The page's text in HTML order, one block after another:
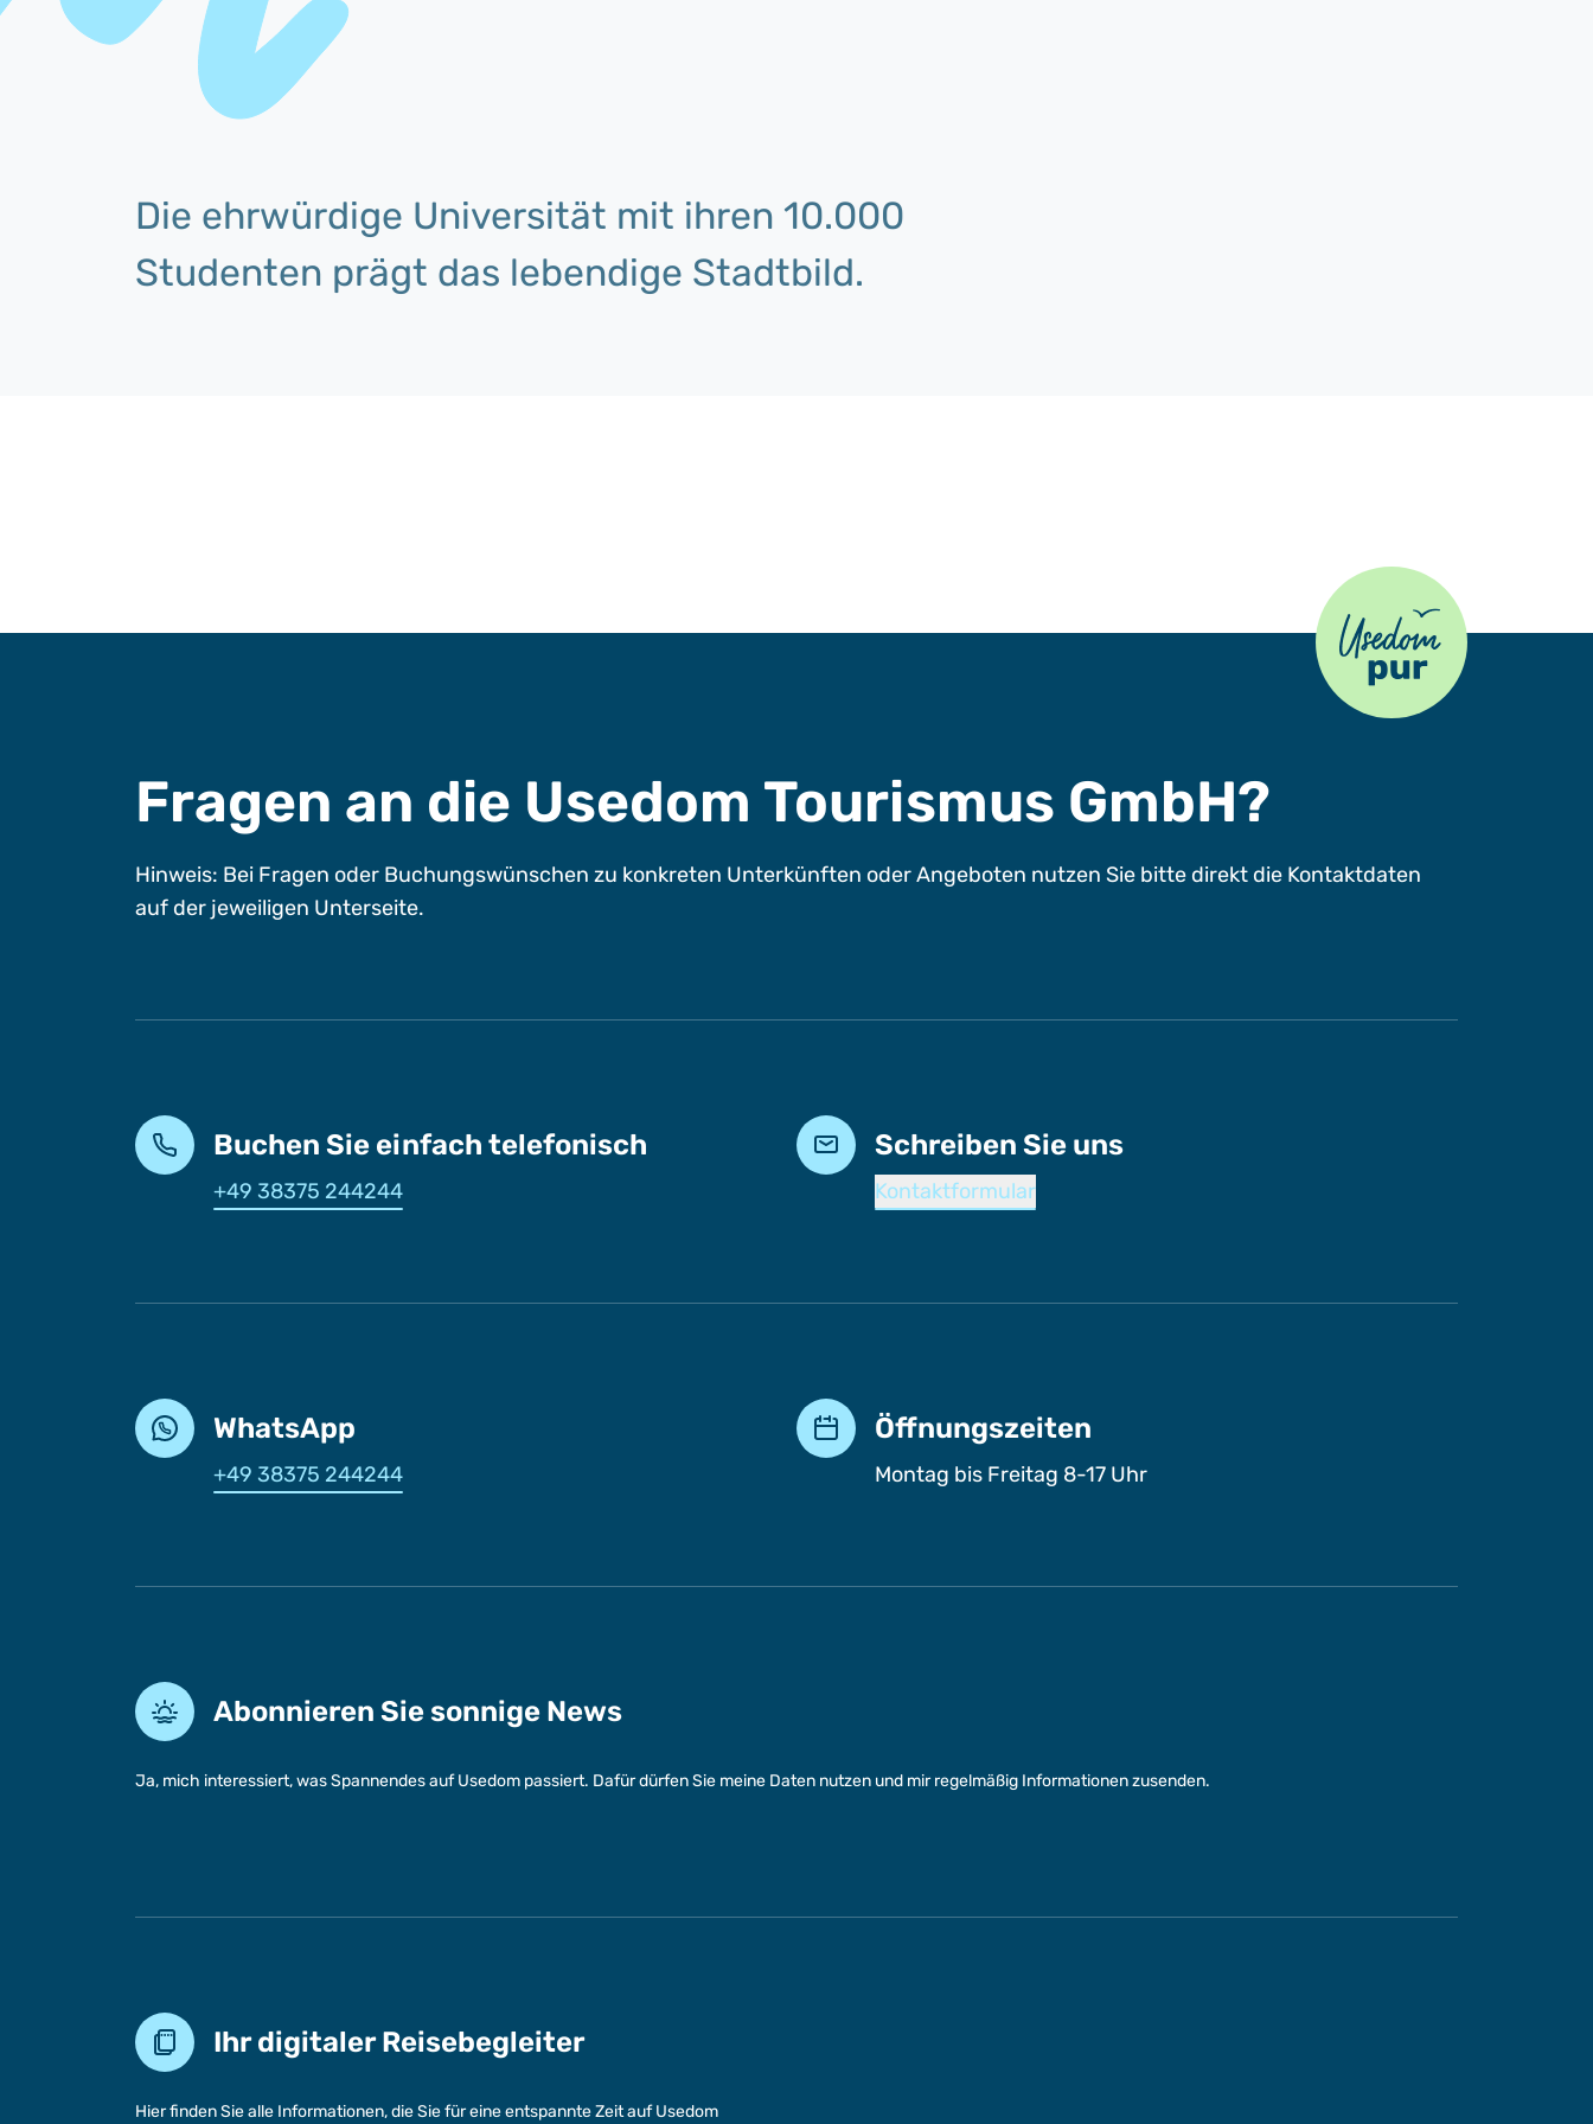
Die ehrwürdige Universität mit ihren 10.000
Studenten prägt das lebendige Stadtbild.
Usedom Pur
Fragen an die Usedom Tourismus GmbH?
Hinweis: Bei Fragen oder Buchungswünschen zu konkreten Unterkünften oder Angeboten nutzen Sie bitte direkt die Kontaktdaten
auf der jeweiligen Unterseite.
Buchen Sie einfach telefonisch
+49 38375 244244
Schreiben Sie uns
Kontaktformular
WhatsApp
+49 38375 244244
Öffnungszeiten
Montag bis Freitag 8-17 Uhr
Abonnieren Sie sonnige News
Ja, mich interessiert, was Spannendes auf Usedom passiert. Dafür dürfen Sie meine Daten nutzen und mir regelmäßig Informationen zusenden.
Ihr digitaler Reisebegleiter
Hier finden Sie alle Informationen, die Sie für eine entspannte Zeit auf Usedom